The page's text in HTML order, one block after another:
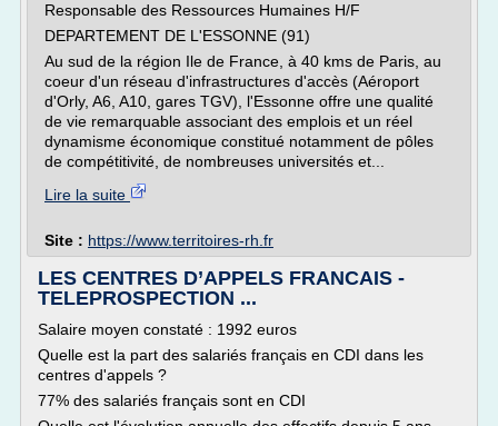
Responsable des Ressources Humaines H/F
DEPARTEMENT DE L'ESSONNE (91)
Au sud de la région Ile de France, à 40 kms de Paris, au
coeur d'un réseau d'infrastructures d'accès (Aéroport
d'Orly, A6, A10, gares TGV), l'Essonne offre une qualité
de vie remarquable associant des emplois et un réel
dynamisme économique constitué notamment de pôles
de compétitivité, de nombreuses universités et...
Lire la suite
Site : https://www.territoires-rh.fr
LES CENTRES D’APPELS FRANCAIS -
TELEPROSPECTION ...
Salaire moyen constaté : 1992 euros
Quelle est la part des salariés français en CDI dans les
centres d'appels ?
77% des salariés français sont en CDI